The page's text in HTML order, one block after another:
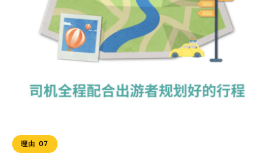
理由 07